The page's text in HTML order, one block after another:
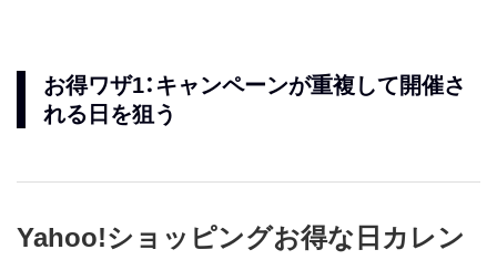
お得ワザ1：キャンペーンが重複して開催さ
れる日を狙う
Yahoo!ショッピングお得な日カレン